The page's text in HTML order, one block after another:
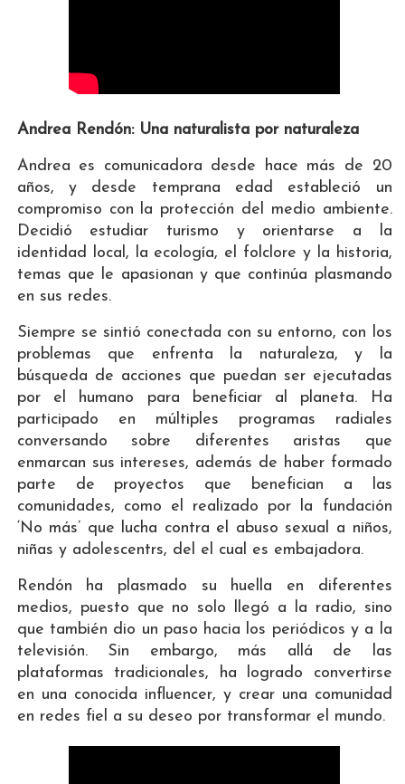
Andrea Rendón: Una naturalista por naturaleza
Andrea es comunicadora desde hace más de 20
años, y desde temprana edad estableció un
compromiso con la protección del medio ambiente.
Decidió estudiar turismo y orientarse a la
identidad local, la ecología, el folclore y la historia,
temas que le apasionan y que continúa plasmando
en sus redes.
Siempre se sintió conectada con su entorno, con los
problemas que enfrenta la naturaleza, y la
búsqueda de acciones que puedan ser ejecutadas
por el humano para beneficiar al planeta. Ha
participado en múltiples programas radiales
conversando sobre diferentes aristas que
enmarcan sus intereses, además de haber formado
parte de proyectos que benefician a las
comunidades, como el realizado por la fundación
‘No más’ que lucha contra el abuso sexual a niños,
niñas y adolescentrs, del el cual es embajadora.
Rendón ha plasmado su huella en diferentes
medios, puesto que no solo llegó a la radio, sino
que también dio un paso hacia los periódicos y a la
televisión. Sin embargo, más allá de las
plataformas tradicionales, ha logrado convertirse
en una conocida influencer, y crear una comunidad
en redes fiel a su deseo por transformar el mundo.